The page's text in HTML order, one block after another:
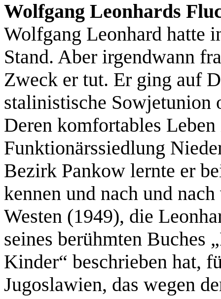
Wolfgang Leonhards
Wolfgang Leonhard hatte
Stand. Aber irgendwann
Zweck er tut. Er ging auf
stalinistische Sowjetunion
Deren komfortables
Funktionärssiedlung
Bezirk Pankow lernte er
kennen und nach und
Westen (1949), die
seines berühmten Buches
Kinder“ beschrieben hat,
Jugoslawien, das wegen